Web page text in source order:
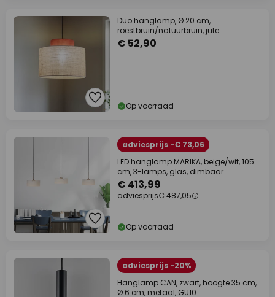
Duo hanglamp, Ø 20 cm,
roestbruin/natuurbruin, jute
€ 52,90
Op voorraad
adviesprijs -€ 73,06
LED hanglamp MARIKA, beige/wit, 105
cm, 3-lamps, glas, dimbaar
€ 413,99
adviesprijs€ 487,05
Op voorraad
adviesprijs -20%
Hanglamp CAN, zwart, hoogte 35 cm,
Ø 6 cm, metaal, GU10